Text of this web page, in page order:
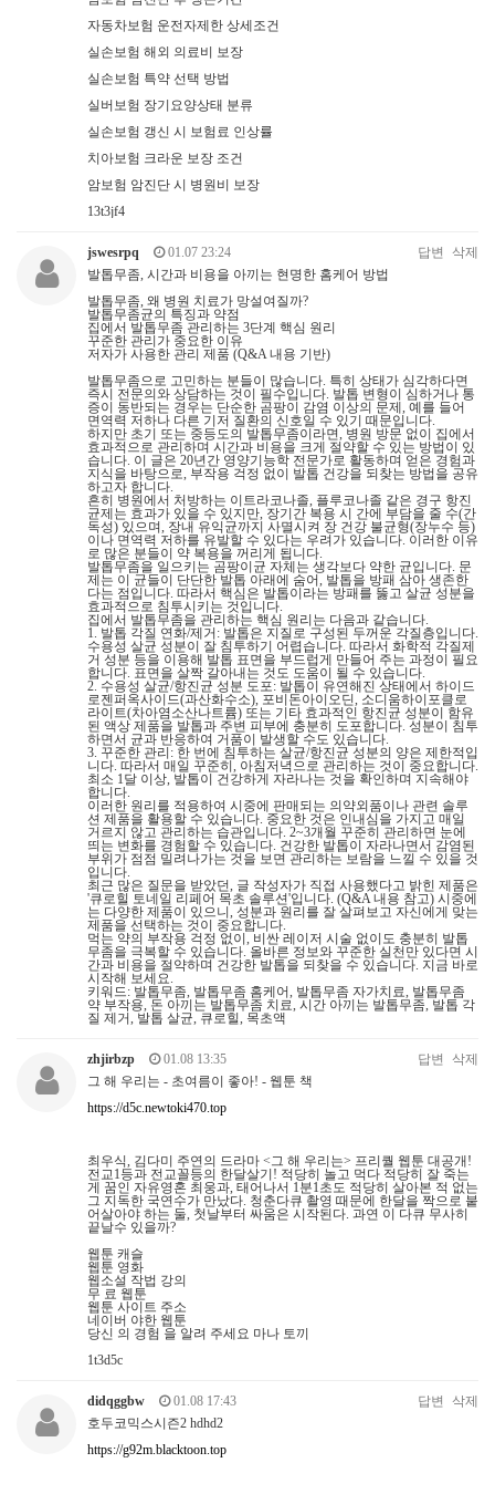
자동차보험 운전자제한 상세조건
실손보험 해외 의료비 보장
실손보험 특약 선택 방법
실버보험 장기요양상태 분류
실손보험 갱신 시 보험료 인상률
치아보험 크라운 보장 조건
암보험 암진단 시 병원비 보장
13t3jf4
jswesrpq 01.07 23:24 답변
삭제
발톱무좀, 시간과 비용을 아끼는 현명한 홈케어 방법
발톱무좀, 왜 병원 치료가 망설여질까?
발톱무좀균의 특징과 약점
집에서 발톱무좀 관리하는 3단계 핵심 원리
꾸준한 관리가 중요한 이유
저자가 사용한 관리 제품 (Q&A 내용 기반)
발톱무좀으로 고민하는 분들이 많습니다. 특히 상태가 심각하다면
즉시 전문의와 상담하는 것이 필수입니다. 발톱 변형이 심하거나 통
증이 동반되는 경우는 단순한 곰팡이 감염 이상의 문제, 예를 들어
면역력 저하나 다른 기저 질환의 신호일 수 있기 때문입니다.
하지만 초기 또는 중등도의 발톱무좀이라면, 병원 방문 없이 집에서
효과적으로 관리하며 시간과 비용을 크게 절약할 수 있는 방법이 있
습니다. 이 글은 20년간 영양기능학 전문가로 활동하며 얻은 경험과
지식을 바탕으로, 부작용 걱정 없이 발톱 건강을 되찾는 방법을 공유
하고자 합니다.
흔히 병원에서 처방하는 이트라코나졸, 플루코나졸 같은 경구 항진
균제는 효과가 있을 수 있지만, 장기간 복용 시 간에 부담을 줄 수(간
독성) 있으며, 장내 유익균까지 사멸시켜 장 건강 불균형(장누수 등)
이나 면역력 저하를 유발할 수 있다는 우려가 있습니다. 이러한 이유
로 많은 분들이 약 복용을 꺼리게 됩니다.
발톱무좀을 일으키는 곰팡이균 자체는 생각보다 약한 균입니다. 문
제는 이 균들이 단단한 발톱 아래에 숨어, 발톱을 방패 삼아 생존한
다는 점입니다. 따라서 핵심은 발톱이라는 방패를 뚫고 살균 성분을
효과적으로 침투시키는 것입니다.
집에서 발톱무좀을 관리하는 핵심 원리는 다음과 같습니다.
1. 발톱 각질 연화/제거: 발톱은 지질로 구성된 두꺼운 각질층입니다.
수용성 살균 성분이 잘 침투하기 어렵습니다. 따라서 화학적 각질제
거 성분 등을 이용해 발톱 표면을 부드럽게 만들어 주는 과정이 필요
합니다. 표면을 살짝 갈아내는 것도 도움이 될 수 있습니다.
2. 수용성 살균/항진균 성분 도포: 발톱이 유연해진 상태에서 하이드
로젠퍼옥사이드(과산화수소), 포비돈아이오딘, 소디움하이포클로
라이트(차아염소산나트륨) 또는 기타 효과적인 항진균 성분이 함유
된 액상 제품을 발톱과 주변 피부에 충분히 도포합니다. 성분이 침투
하면서 균과 반응하여 거품이 발생할 수도 있습니다.
3. 꾸준한 관리: 한 번에 침투하는 살균/항진균 성분의 양은 제한적입
니다. 따라서 매일 꾸준히, 아침저녁으로 관리하는 것이 중요합니다.
최소 1달 이상, 발톱이 건강하게 자라나는 것을 확인하며 지속해야
합니다.
이러한 원리를 적용하여 시중에 판매되는 의약외품이나 관련 솔루
션 제품을 활용할 수 있습니다. 중요한 것은 인내심을 가지고 매일
거르지 않고 관리하는 습관입니다. 2~3개월 꾸준히 관리하면 눈에
띄는 변화를 경험할 수 있습니다. 건강한 발톱이 자라나면서 감염된
부위가 점점 밀려나가는 것을 보면 관리하는 보람을 느낄 수 있을 것
입니다.
최근 많은 질문을 받았던, 글 작성자가 직접 사용했다고 밝힌 제품은
'큐로힐 토네일 리페어 목초 솔루션'입니다. (Q&A 내용 참고) 시중에
는 다양한 제품이 있으니, 성분과 원리를 잘 살펴보고 자신에게 맞는
제품을 선택하는 것이 중요합니다.
먹는 약의 부작용 걱정 없이, 비싼 레이저 시술 없이도 충분히 발톱
무좀을 극복할 수 있습니다. 올바른 정보와 꾸준한 실천만 있다면 시
간과 비용을 절약하며 건강한 발톱을 되찾을 수 있습니다. 지금 바로
시작해 보세요.
키워드: 발톱무좀, 발톱무좀 홈케어, 발톱무좀 자가치료, 발톱무좀
약 부작용, 돈 아끼는 발톱무좀 치료, 시간 아끼는 발톱무좀, 발톱 각
질 제거, 발톱 살균, 큐로힐, 목초액
zhjirbzp 01.08 13:35 답변
삭제
그 해 우리는 - 초여름이 좋아! - 웹툰 책
https://d5c.newtoki470.top
최우식, 김다미 주연의 드라마 <그 해 우리는> 프리퀄 웹툰 대공개!
전교1등과 전교꼴등의 한달살기! 적당히 놀고 먹다 적당히 잘 죽는
게 꿈인 자유영혼 최웅과, 태어나서 1분1초도 적당히 살아본 적 없는
그 지독한 국연수가 만났다. 청춘다큐 촬영 때문에 한달을 짝으로 붙
어살아야 하는 둘, 첫날부터 싸움은 시작된다. 과연 이 다큐 무사히
끝날수 있을까?
웹툰 캐슬
웹툰 영화
웹소설 작법 강의
무 료 웹툰
웹툰 사이트 주소
네이버 야한 웹툰
당신 의 경험 을 알려 주세요 마나 토끼
1t3d5c
didqggbw 01.08 17:43 답변
삭제
호두코믹스시즌2 hdhd2
https://g92m.blacktoon.top